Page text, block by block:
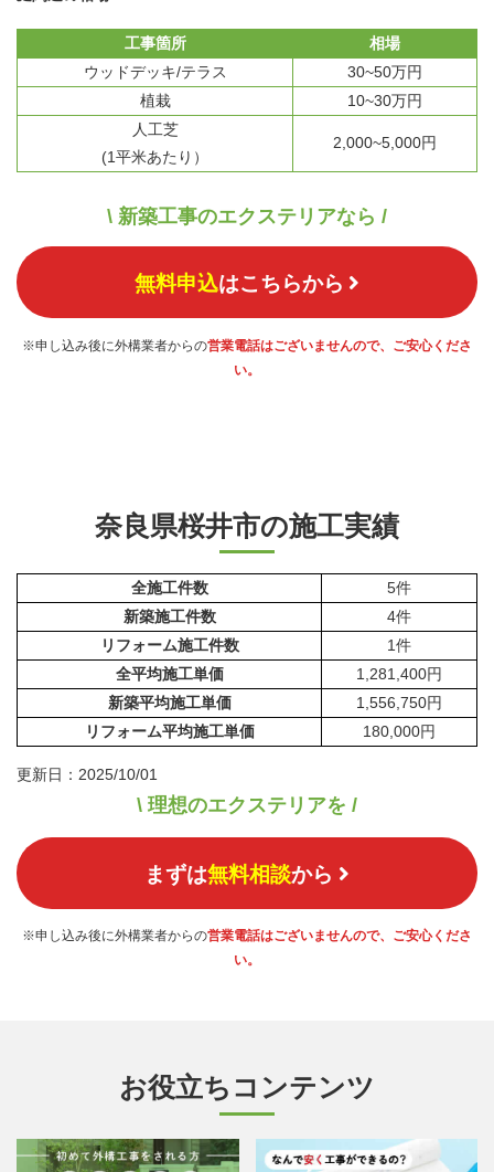
工事箇所
相場
ウッドデッキ/テラス
30~50万円
植栽
10~30万円
人工芝
(1平米あたり）
2,000~5,000円
\ 新築工事のエクステリアなら /
無料申込はこちらから
※申し込み後に外構業者からの営業電話はございませんので、ご安心くださ
い。
奈良県桜井市の施工実績
全施工件数
5件
新築施工件数
4件
リフォーム施工件数
1件
全平均施工単価
1,281,400円
新築平均施工単価
1,556,750円
リフォーム平均施工単価
180,000円
更新日：2025/10/01
\ 理想のエクステリアを /
まずは無料相談から
※申し込み後に外構業者からの営業電話はございませんので、ご安心くださ
い。
お役立ちコンテンツ